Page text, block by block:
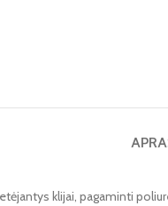
klijai, pagaminti